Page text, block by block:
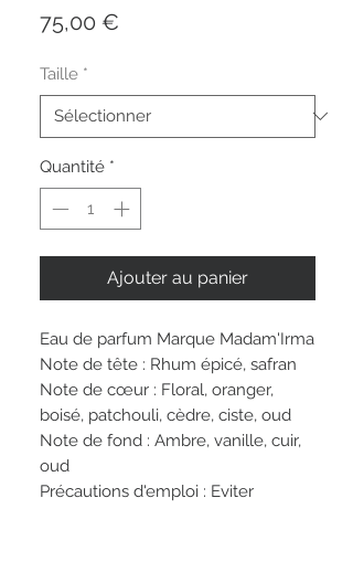
75,00 €
Taille *
Quantité *
Ajouter au panier
Eau de parfum Marque Madam'Irma
Note de tête : Rhum épicé, safran
Note de cœur : Floral, oranger,
boisé, patchouli, cèdre, ciste, oud
Note de fond : Ambre, vanille, cuir,
oud
Précautions d'emploi : Eviter